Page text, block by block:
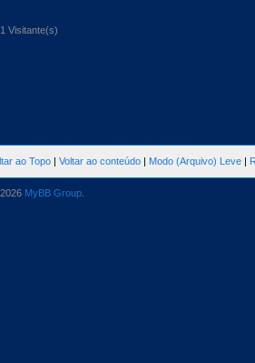
Visitante(s)
ao Topo | Voltar ao conteúdo | Modo (Arquivo) Leve |
MyBB Group